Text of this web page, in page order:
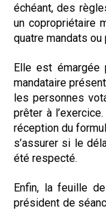
échéant, des
un copropriétaire
quatre mandats ou
Elle est émargée
mandataire
les personnes
prêter à
réception du
s’assurer si le
été respecté.
Enfin, la feuille
président de